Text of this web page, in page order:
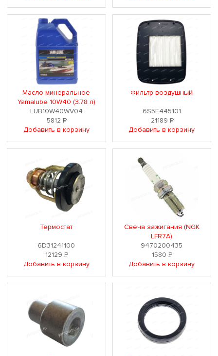
Масло минеральное
Yamalube 10W40 (3.78 л)
LUB10W40WV04
5812Р
Добавить в корзину
Фильтр воздушный
6S5E445101
21189 Р
Добавить в корзину
Термостат
6D31241100
12129Р
Добавить в корзину
Свеча зажигания (NGK
LFR7A)
9470200435
1580Р
Добавить в корзину